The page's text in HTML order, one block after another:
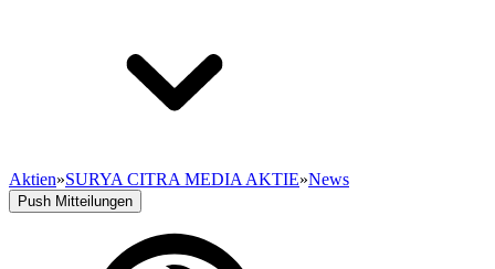
Aktien»SURYA CITRA MEDIA AKTIE»News
Push Mitteilungen